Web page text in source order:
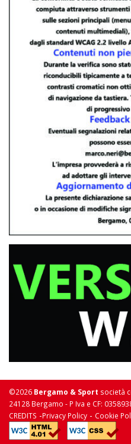
©2026 Bergamo & Sport società
24128 Bergamo - P Iva e CF:
CREDITS -Privacy Policy - Cookie